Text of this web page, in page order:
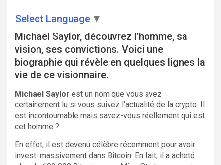
Select Language ▼
Michael Saylor, découvrez l’homme, sa
vision, ses convictions. Voici une
biographie qui révèle en quelques lignes la
vie de ce visionnaire.
Michael Saylor est un nom que vous avez
certainement lu si vous suivez l’actualité de la crypto. Il
est incontournable mais savez-vous réellement qui est
cet homme ?
En effet, il est devenu célèbre récemment pour avoir
investi massivement dans Bitcoin. En fait, il a acheté